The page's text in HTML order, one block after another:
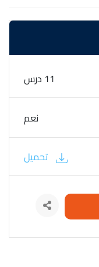
تجانس اللون
تأثيرات متنوعة مثل
تنوع الألوان والطرق
أيضًا تقنيات مثل
اللوحات الفنية،
للإبداع في
11 درس
نعم
تحميل